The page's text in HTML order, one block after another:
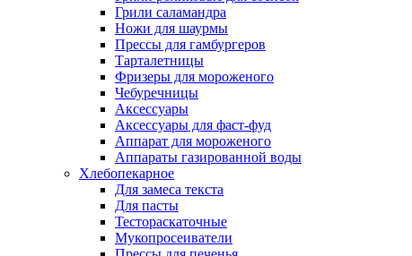
Грили саламандра
Ножи для шаурмы
Прессы для гамбургеров
Тарталетницы
Фризеры для мороженого
Чебуречницы
Аксессуары
Аксессуары для фаст-фуд
Аппарат для мороженого
Аппараты газированной воды
Хлебопекарное
Для замеса текста
Для пасты
Тестораскаточные
Мукопросеиватели